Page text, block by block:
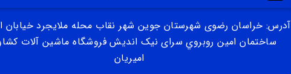
آدرس: خراسان رضوی شهرستان جوین شهر نقاب محله ملایجرد خیابان
ساختمان امین روبروي سرای نیک اندیش فروشگاه ماشین آلات
امیریان